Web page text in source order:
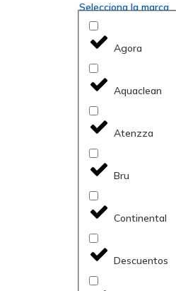
Selecciona la marca...
Agora
Aquaclean
Atenzza
Bru
Continental
Descuentos